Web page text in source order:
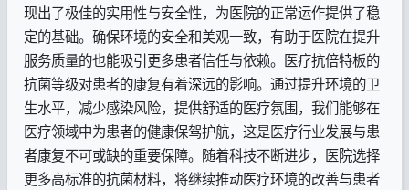
现出了极佳的实用性与安全性，为医院的正常运作提供了稳
定的基础。确保环境的安全和美观一致，有助于医院在提升
服务质量的也能吸引更多患者信任与依赖。医疗抗倍特板的
抗菌等级对患者的康复有着深远的影响。通过提升环境的卫
生水平，减少感染风险，提供舒适的医疗氛围，我们能够在
医疗领域中为患者的健康保驾护航，这是医疗行业发展与患
者康复不可或缺的重要保障。随着科技不断进步，医院选择
更多高标准的抗菌材料，将继续推动医疗环境的改善与患者